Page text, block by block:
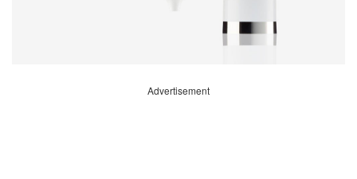
Advertisement